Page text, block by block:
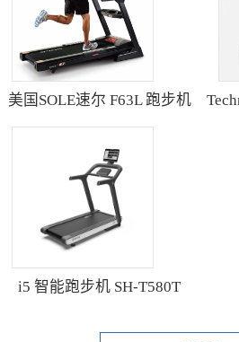
美国SOLE速尔 F63L 跑步机
i5 智能跑步机 SH-T580T